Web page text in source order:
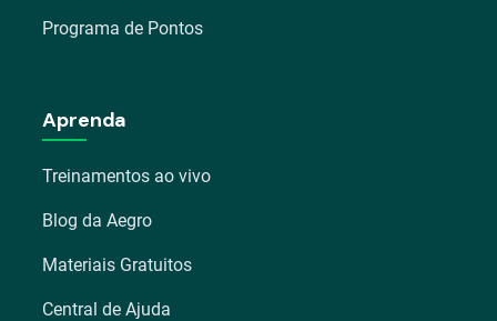
Programa de Pontos
Aprenda
Treinamentos ao vivo
Blog da Aegro
Materiais Gratuitos
Central de Ajuda